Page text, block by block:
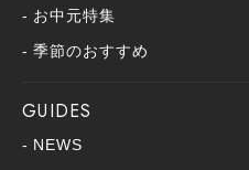
お中元特集
季節のおすすめ
GUIDES
NEWS